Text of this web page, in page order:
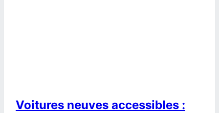
Voitures neuves accessibles :